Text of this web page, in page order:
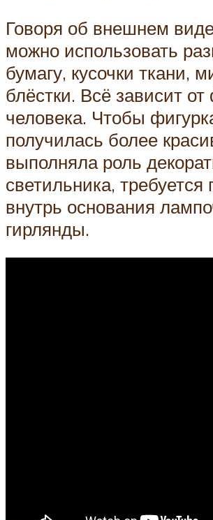
Говоря об внешнем
можно использовать
бумагу, кусочки ткани,
блёстки. Всё зависит
человека. Чтобы
получилась более
выполняла роль
светильника, требуется
внутрь основания
гирлянды.